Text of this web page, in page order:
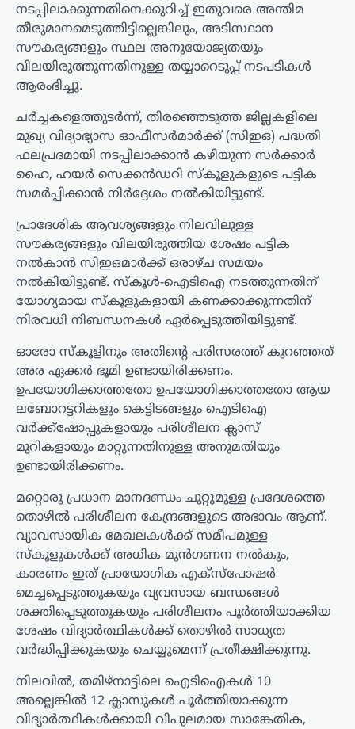
നടപ്പിലാക്കുന്നതിനെക്കുറിച്ച് ഇതുവരെ അന്തിമ
തീരുമാനമെടുത്തിട്ടില്ലെങ്കിലും, അടിസ്ഥാന
സൗകര്യങ്ങളും സ്ഥല അനുയോജ്യതയും
വിലയിരുത്തുന്നതിനുള്ള തയ്യാറെടുപ്പ് നടപടികൾ
ആരംഭിച്ചു.
ചർച്ചകളെത്തുടർന്ന്, തിരഞ്ഞെടുത്ത ജില്ലകളിലെ
മുഖ്യ വിദ്യാഭ്യാസ ഓഫീസർമാർക്ക് (സിഇഒ) പദ്ധതി
ഫലപ്രദമായി നടപ്പിലാക്കാൻ കഴിയുന്ന സർക്കാർ
ഹൈ, ഹയർ സെക്കൻഡറി സ്കൂളുകളുടെ പട്ടിക
സമർപ്പിക്കാൻ നിർദ്ദേശം നൽകിയിട്ടുണ്ട്.
പ്രാദേശിക ആവശ്യങ്ങളും നിലവിലുള്ള
സൗകര്യങ്ങളും വിലയിരുത്തിയ ശേഷം പട്ടിക
നൽകാൻ സിഇഒമാർക്ക് ഒരാഴ്ച സമയം
നൽകിയിട്ടുണ്ട്. സ്കൂൾ-ഐടിഐ നടത്തുന്നതിന്
യോഗ്യമായ സ്കൂളുകളായി കണക്കാക്കുന്നതിന്
നിരവധി നിബന്ധനകൾ ഏർപ്പെടുത്തിയിട്ടുണ്ട്.
ഓരോ സ്കൂളിനും അതിന്റെ പരിസരത്ത് കുറഞ്ഞത്
അര ഏക്കർ ഭൂമി ഉണ്ടായിരിക്കണം.
ഉപയോഗിക്കാത്തതോ ഉപയോഗിക്കാത്തതോ ആയ
ലബോറട്ടറികളും കെട്ടിടങ്ങളും ഐടിഐ
വർക്ക്ഷോപ്പുകളായും പരിശീലന ക്ലാസ്
മുറികളായും മാറ്റുന്നതിനുള്ള അനുമതിയും
ഉണ്ടായിരിക്കണം.
മറ്റൊരു പ്രധാന മാനദണ്ഡം ചുറ്റുമുള്ള പ്രദേശത്തെ
തൊഴിൽ പരിശീലന കേന്ദ്രങ്ങളുടെ അഭാവം ആണ്.
വ്യാവസായിക മേഖലകൾക്ക് സമീപമുള്ള
സ്കൂളുകൾക്ക് അധിക മുൻഗണന നൽകും,
കാരണം ഇത് പ്രായോഗിക എക്സ്പോഷർ
മെച്ചപ്പെടുത്തുകയും വ്യവസായ ബന്ധങ്ങൾ
ശക്തിപ്പെടുത്തുകയും പരിശീലനം പൂർത്തിയാക്കിയ
ശേഷം വിദ്യാർത്ഥികൾക്ക് തൊഴിൽ സാധ്യത
വർദ്ധിപ്പിക്കുകയും ചെയ്യുമെന്ന് പ്രതീക്ഷിക്കുന്നു.
നിലവിൽ, തമിഴ്‌നാട്ടിലെ ഐടിഐകൾ 10
അല്ലെങ്കിൽ 12 ക്ലാസുകൾ പൂർത്തിയാക്കുന്ന
വിദ്യാർത്ഥികൾക്കായി വിപുലമായ സാങ്കേതിക,